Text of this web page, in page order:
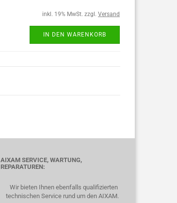
inkl. 19% MwSt. zzgl. Versand
IN DEN WARENKORB
AIXAM SERVICE, WARTUNG,
REPARATUREN:
Wir bieten Ihnen ebenfalls qualifizierten
technischen Service rund um den AIXAM.